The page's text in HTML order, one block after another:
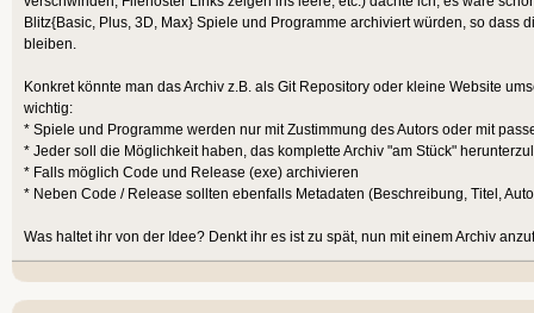
Blitz{Basic, Plus, 3D, Max} Spiele und Programme archiviert würden, so dass
bleiben.
Konkret könnte man das Archiv z.B. als Git Repository oder kleine Website
wichtig:
* Spiele und Programme werden nur mit Zustimmung des Autors oder mit
* Jeder soll die Möglichkeit haben, das komplette Archiv "am Stück"
* Falls möglich Code und Release (exe) archivieren
* Neben Code / Release sollten ebenfalls Metadaten (Beschreibung, Titel,
Was haltet ihr von der Idee? Denkt ihr es ist zu spät, nun mit einem Archiv